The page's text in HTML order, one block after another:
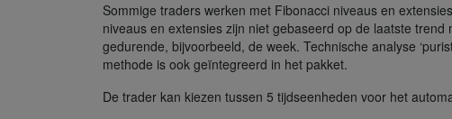
Sommige traders werken met Fibonacci niveaus en
niveaus en extensies zijn niet gebaseerd op de laatste
gedurende, bijvoorbeeld, de week. Technische analyse
methode is ook geïntegreerd in het pakket.
De trader kan kiezen tussen 5 tijdseenheden voor het